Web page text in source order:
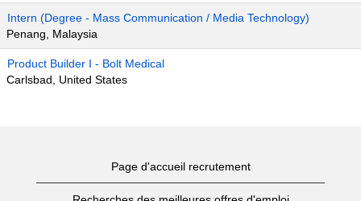
Intern (Degree - Mass Communication / Media Technology)
Penang, Malaysia
Product Builder I - Bolt Medical
Carlsbad, United States
Page d'accueil recrutement